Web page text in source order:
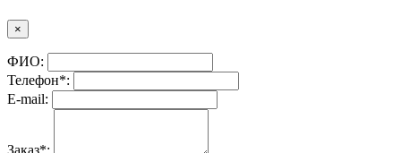
×
ФИО:
Телефон*:
E-mail:
Заказ*: